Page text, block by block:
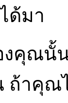
ด้มา
งคุณ
ถ้าคุณ